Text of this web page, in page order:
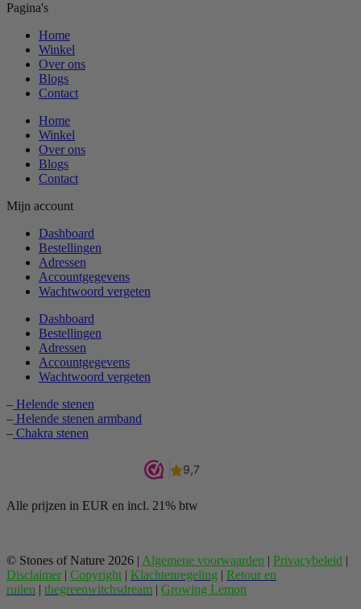
Pagina's
Home
Winkel
Over ons
Blogs
Contact
Home
Winkel
Over ons
Blogs
Contact
Mijn account
Dashboard
Bestellingen
Adressen
Accountgegevens
Wachtwoord vergeten
Dashboard
Bestellingen
Adressen
Accountgegevens
Wachtwoord vergeten
– Helende stenen
– Helende stenen armband
– Chakra stenen
Alle prijzen in EUR en incl. 21% btw
© Stones of Nature 2026 | Algemene voorwaarden | Privacybeleid |
Disclaimer | Copyright | Klachtenregeling | Retour en
ruilen | thegreenwitchsdream | Growing Lemon